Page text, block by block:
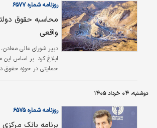
روزنامه شماره ۶۵۷۷
محاسبه حقوق
واقعی
دبیر شورای عالی
ابلاغ کرد. بر اساس
حمایتی در حوزه حقوق
دوشنبه، ۰۴ خرداد ۱۴۰۵
روزنامه شماره ۶۵۷۵
برنامه بانک